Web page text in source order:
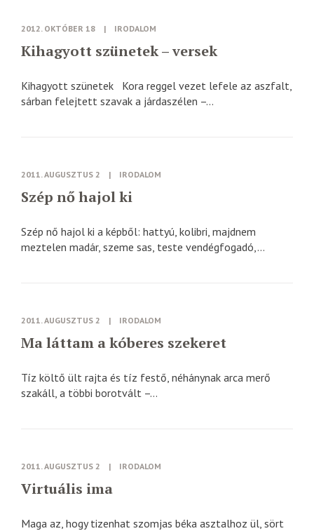
2012. OKTÓBER 18 | IRODALOM
Kihagyott szünetek – versek
Kihagyott szünetek Kora reggel vezet lefele az aszfalt,
sárban felejtett szavak a járdaszélen –...
2011. AUGUSZTUS 2 | IRODALOM
Szép nő hajol ki
Szép nő hajol ki a képből: hattyú, kolibri, majdnem
meztelen madár, szeme sas, teste vendégfogadó,...
2011. AUGUSZTUS 2 | IRODALOM
Ma láttam a kóberes szekeret
Tíz költő ült rajta és tíz festő, néhánynak arca merő
szakáll, a többi borotvált –...
2011. AUGUSZTUS 2 | IRODALOM
Virtuális ima
Maga az, hogy tizenhat szomjas béka asztalhoz ül, sört